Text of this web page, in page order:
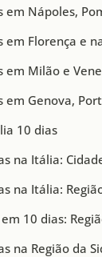
em Nápoles,
em Florença e
em Milão e
em Genova,
10 dias
na Itália:
na Itália:
10 dias:
na Região da